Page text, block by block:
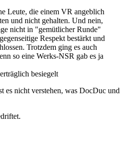
Leute, die einem VR angeblich
und nicht gehalten. Und nein,
nicht in "gemütlicher Runde"
Respekt bestärkt und
Trotzdem ging es auch
so eine Werks-NSR gab es ja
besiegelt
es nicht verstehen, was DocDuc und